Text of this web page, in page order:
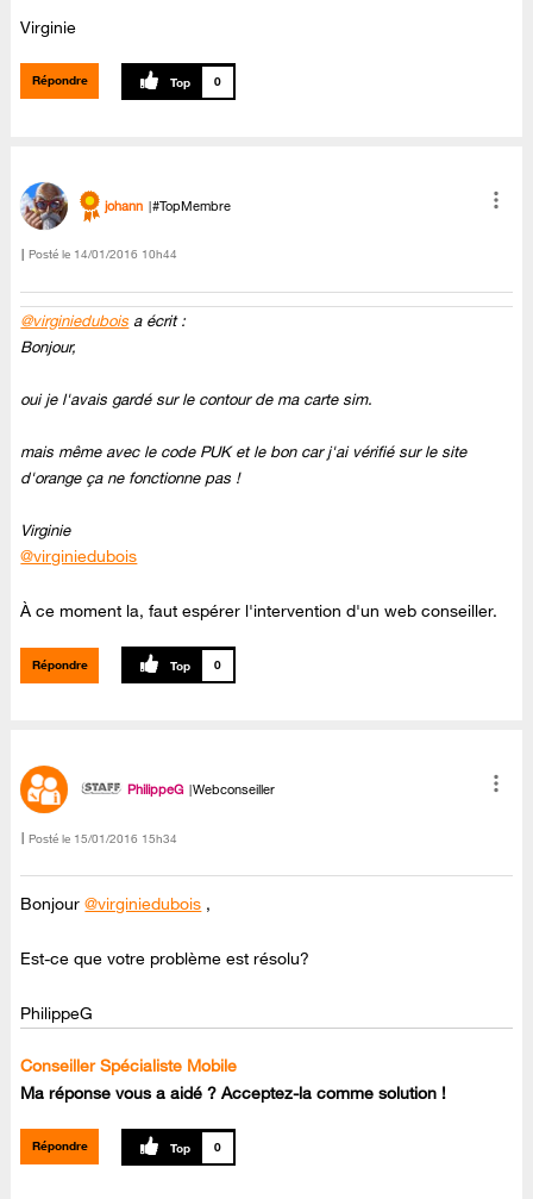
Virginie
Répondre 0
johann #TopMembre
Posté le ‎14/01/2016 10h44
@virginiedubois a écrit :
Bonjour,
oui je l'avais gardé sur le contour de ma carte sim.
mais même avec le code PUK et le bon car j'ai vérifié sur le site
d'orange ça ne fonctionne pas !
Virginie
@virginiedubois
À ce moment la, faut espérer l'intervention d'un web conseiller.
Répondre 0
PhilippeG Webconseiller
Posté le ‎15/01/2016 15h34
Bonjour@virginiedubois ,
Est-ce que votre problème est résolu?
PhilippeG
Conseiller Spécialiste Mobile
Ma réponse vous a aidé ? Acceptez-la comme solution !
Répondre 0